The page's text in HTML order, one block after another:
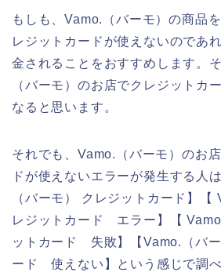
もしも、Vamo.（バーモ）の商品
レジットカードが使えないのであ
金されることをおすすめします。
（バーモ）のお店でクレジットカ
なると思います。
それでも、Vamo.（バーモ）のお
ドが使えないエラーが発生する人
（バーモ） クレジットカード】【
レジットカード エラー】【
ットカード 失敗】【Vamo.（バ
ード 使えない】という感じで調